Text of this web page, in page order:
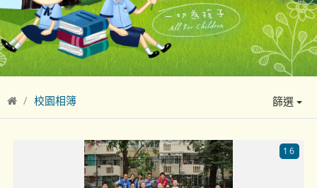
校園相簿 篩選
16